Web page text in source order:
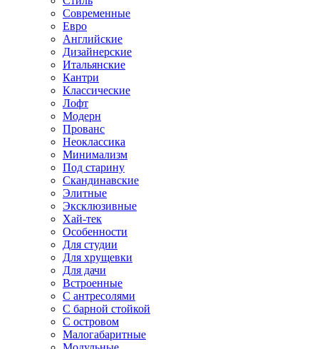
Современные
Евро
Английские
Дизайнерские
Итальянские
Кантри
Классические
Лофт
Модерн
Прованс
Неоклассика
Минимализм
Под старину
Скандинавские
Элитные
Эксклюзивные
Хай-тек
Особенности
Для студии
Для хрущевки
Для дачи
Встроенные
С антресолями
С барной стойкой
С островом
Малогабаритные